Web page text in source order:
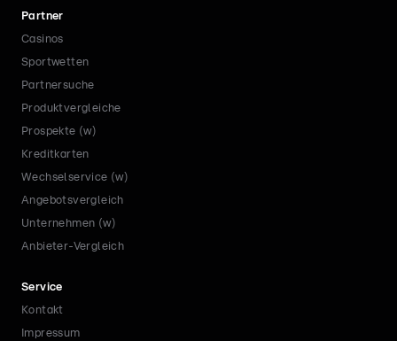
Partner
Casinos
Sportwetten
Partnersuche
Produktvergleiche
Prospekte (w)
Kreditkarten
Wechselservice (w)
Angebotsvergleich
Unternehmen (w)
Anbieter-Vergleich
Service
Kontakt
Impressum